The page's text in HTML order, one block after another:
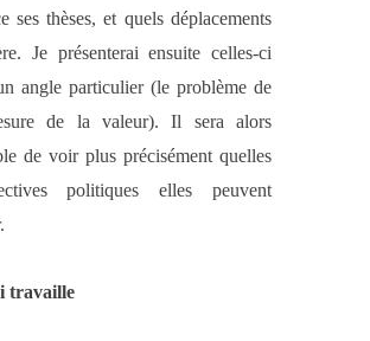
ses thèses, et quels déplacements
Je présenterai ensuite celles-ci
angle particulier (le problème de
de la valeur). Il sera alors
de voir plus précisément quelles
politiques elles peuvent
travaille